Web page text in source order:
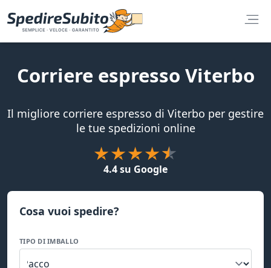
Corriere espresso Viterbo
Il migliore corriere espresso di Viterbo per gestire
le tue spedizioni online
4.4 su Google
Cosa vuoi spedire?
TIPO DI IMBALLO